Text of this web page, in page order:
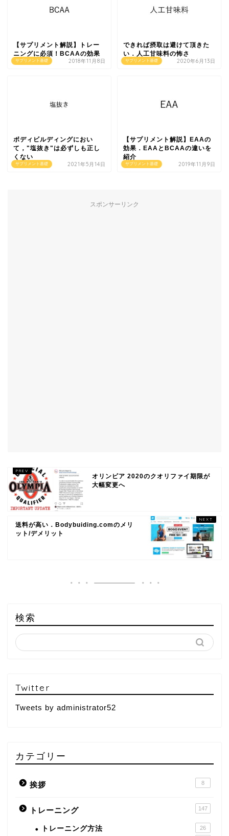
サプリメント基礎
【サプリメント解説】トレー
ニングに必須！BCAAの効果
2018年11月8日 サプリメント基礎
できれば摂取は避けて頂きた
い．人工甘味料の怖さ
2020年6月13日
サプリメント基礎
ボディビルディングにおい
て，"塩抜き"は必ずしも正し
くない
2021年5月14日 サプリメント基礎
【サプリメント解説】EAAの
効果．EAAとBCAAの違いを
紹介
2019年11月9日
スポンサーリンク
オリンピア 2020のクオリファイ期限が
大幅変更へ
送料が高い．Bodybuiding.comのメリ
ット/デメリット
検索
Twitter
Tweets by administrator52
カテゴリー
挨拶 8
トレーニング 147
トレーニング方法 26